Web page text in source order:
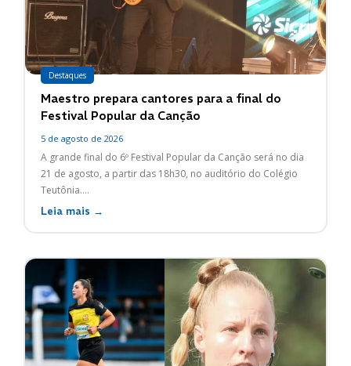
Destaques
Maestro prepara cantores para a final do
Festival Popular da Canção
5 de agosto de 2026
A grande final do 6º Festival Popular da Canção será no dia
21 de agosto, a partir das 18h30, no auditório do Colégio
Teutônia....
Leia mais →